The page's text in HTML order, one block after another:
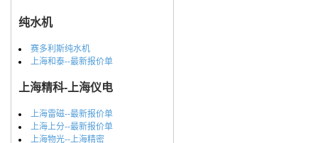
纯水机
赛多利斯纯水机
上海和泰--最新报价单
上海精科-上海仪电
上海雷磁--最新报价单
上海上分--最新报价单
上海物光--上海精密